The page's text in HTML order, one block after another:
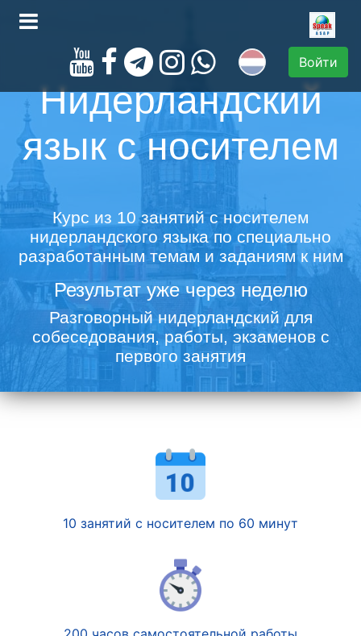
Войти
Нидерландский
язык с носителем
Курс из 10 занятий с носителем
нидерландского языка по специально
разработанным темам и заданиям к ним
Результат уже через неделю
Разговорный нидерландский для
собеседования, работы, экзаменов с
первого занятия
10 занятий с носителем по 60 минут